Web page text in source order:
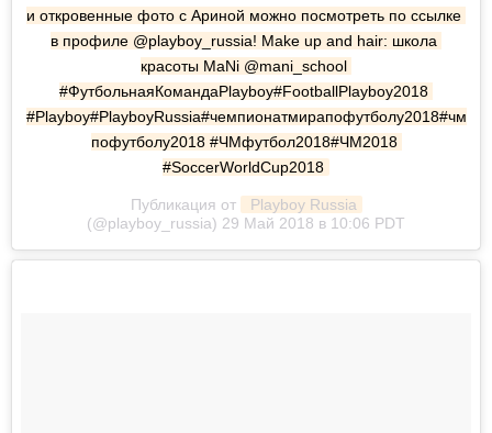
и откровенные фото с Ариной можно посмотреть по ссылке
в профиле @playboy_russia! Make up and hair: школа
красоты MaNi @mani_school
#ФутбольнаяКомандаPlayboy#FootballPlayboy2018
#Playboy#PlayboyRussia#чемпионатмирапофутболу2018#чм
пофутболу2018 #ЧМфутбол2018#ЧМ2018
#SoccerWorldCup2018
Публикация от
Playboy Russia
(@playboy_russia) 29 Май 2018 в 10:06 PDT